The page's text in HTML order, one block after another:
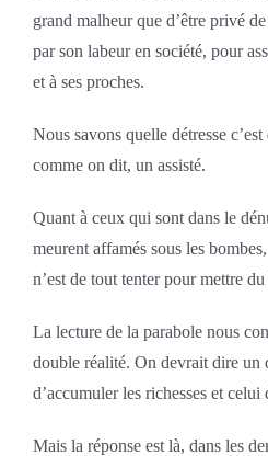
grand malheur que d’être privé
par son labeur en société, pour
et à ses proches.
Nous savons quelle détresse
comme on dit, un assisté.
Quant à ceux qui sont dans le
meurent affamés sous les
n’est de tout tenter pour mettre
La lecture de la parabole nous
double réalité. On devrait dire un
d’accumuler les richesses et celui
Mais la réponse est là, dans les